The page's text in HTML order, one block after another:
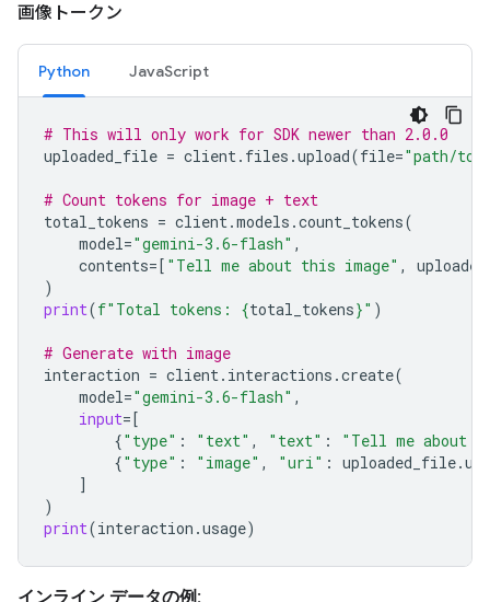
画像トークン
Python JavaScript
# This will only work for SDK newer than 2.0.0
uploaded_file = client. files .upload(file="path/to/
# Count tokens for image + text
total_tokens = client.models .count_tokens(
model="gemini-3.6-flash" ,
contents=[ "Tell me about this image" ,
)
print(f"Total tokens: {total_tokens}" )
# Generate with image
interaction = client. interactions .create(
model="gemini-3.6-flash" ,
input=[
{"type" : "text" , "text" :
"Tell me about
{"type" : "image" , "uri" : uploaded_file.uri
]
)
print(interaction .usage)
インライン データの例: